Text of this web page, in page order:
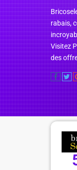
rabais,
Visitez
des